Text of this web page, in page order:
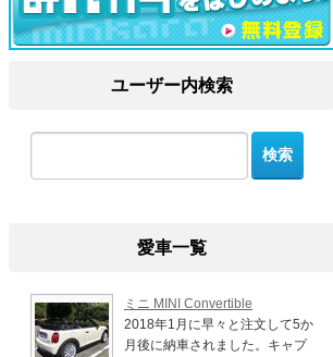
ユーザー内検索
愛車一覧
ミニ MINI Convertible
2018年1月に早々と注文して5か
月後に納車されました。キャプ